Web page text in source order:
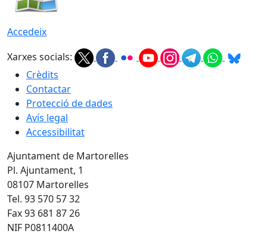
Accedeix
Xarxes socials:
Crèdits
Contactar
Protecció de dades
Avís legal
Accessibilitat
Ajuntament de Martorelles
Pl. Ajuntament, 1
08107 Martorelles
Tel. 93 570 57 32
Fax 93 681 87 26
NIF P0811400A